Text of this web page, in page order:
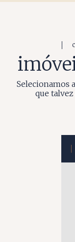
Selecionamos
que talvez